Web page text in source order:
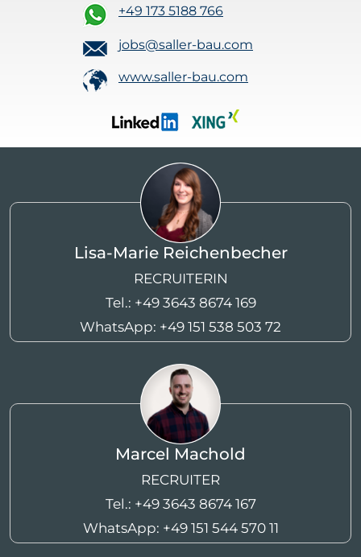
+49 173 5188 766
jobs@saller-bau.com
www.saller-bau.com
Lisa-Marie Reichenbecher
RECRUITERIN
Tel.: +49 3643 8674 169
WhatsApp: +49 151 538 503 72
Marcel Machold
RECRUITER
Tel.: +49 3643 8674 167
WhatsApp: +49 151 544 570 11